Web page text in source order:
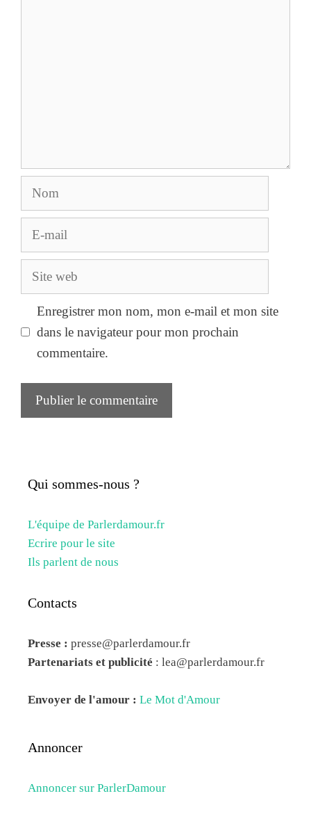
Nom
E-
Site
Enregistrer mon nom, mon e-mail et mon site
dans le navigateur pour mon prochain
commentaire.
Qui sommes-nous ?
L'équipe de Parlerdamour.fr
Ecrire pour le site
Ils parlent de nous
Contacts
Presse : presse@parlerdamour.fr
Partenariats et publicité : lea@parlerdamour.fr
Envoyer de l'amour : Le Mot d'Amour
Annoncer
Annoncer sur ParlerDamour